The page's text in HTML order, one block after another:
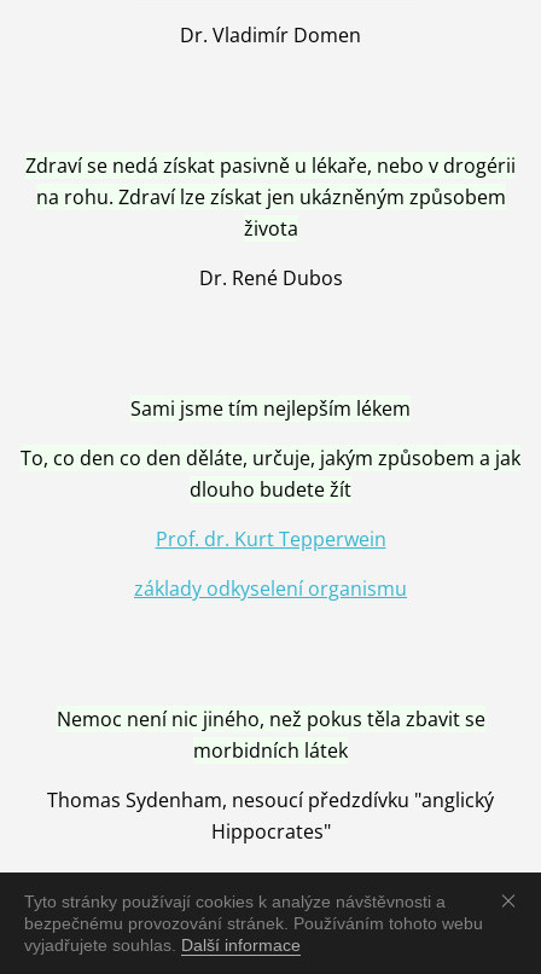
Tyto stránky používají cookies k analýze návštěvnosti a
bezpečnému provozování stránek. Používáním tohoto webu
vyjadřujete souhlas. Další informace
Dr. Vladimír Domen
Zdraví se nedá získat pasivně u lékaře, nebo v drogérii
na rohu. Zdraví lze získat jen ukázněným způsobem
života
Dr. René Dubos
Sami jsme tím nejlepším lékem
To, co den co den děláte, určuje, jakým způsobem a jak
dlouho budete žít
Prof. dr. Kurt Tepperwein
základy odkyselení organismu
Nemoc není nic jiného, než pokus těla zbavit se
morbidních látek
Thomas Sydenham, nesoucí předzdívku "anglický
Hippocrates"
Nemoc je vyléčena jen pomocí Přírody, neutralizací a